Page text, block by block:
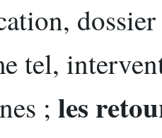
tel,
; les